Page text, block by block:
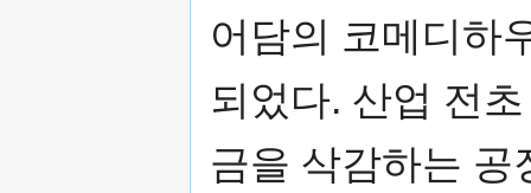
어담의 코메디하
되었다. 산업 전
금을 삭감하는 공